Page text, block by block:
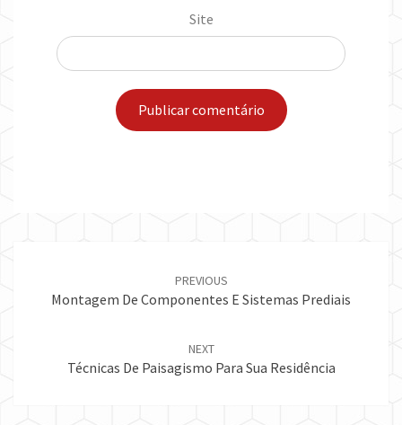
Site
PREVIOUS
Montagem De Componentes E Sistemas Prediais
NEXT
Técnicas De Paisagismo Para Sua Residência